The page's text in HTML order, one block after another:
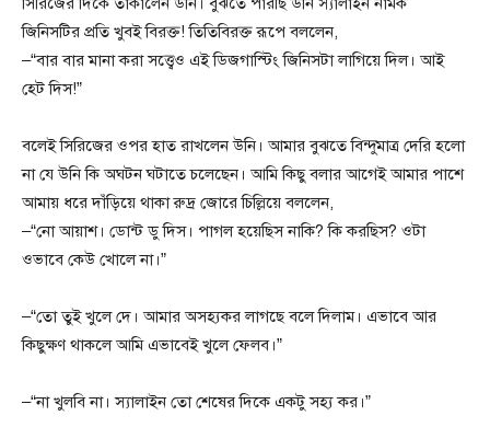
জিনিসটির প্রতি খুবই বিরক্ত! তিতিবিরক্ত রূপে বললেন,
–“বার বার মানা করা সত্ত্বেও এই ডিজগাস্টিং জিনিসটা লাগিয়ে দিল। আই
হেট দিস!”
বলেই সিরিজের ওপর হাত রাখলেন উনি। আমার বুঝতে বিন্দুমাত্র দেরি হলো
না যে উনি কি অঘটন ঘটাতে চলেছেন। আমি কিছু বলার আগেই আমার পাশে
আমায় ধরে দাঁড়িয়ে থাকা রুদ্র জোরে চিল্লিয়ে বললেন,
–“নো আয়াশ। ডোন্ট ডু দিস। পাগল হয়েছিস নাকি? কি করছিস? ওটা
ওভাবে কেউ খোলে না।”
–“তো তুই খুলে দে। আমার অসহ্যকর লাগছে বলে দিলাম। এভাবে আর
কিছুক্ষণ থাকলে আমি এভাবেই খুলে ফেলব।”
–“না খুলবি না। স্যালাইন তো শেষের দিকে একটু সহ্য কর।”